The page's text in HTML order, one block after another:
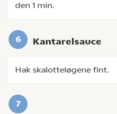
den 1 min.
Kantarelsauce
Hak skalotteløgene fint.